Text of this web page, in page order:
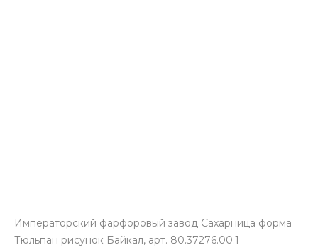
Императорский фарфоровый завод Сахарница форма
Тюльпан рисунок Байкал, арт. 80.37276.00.1